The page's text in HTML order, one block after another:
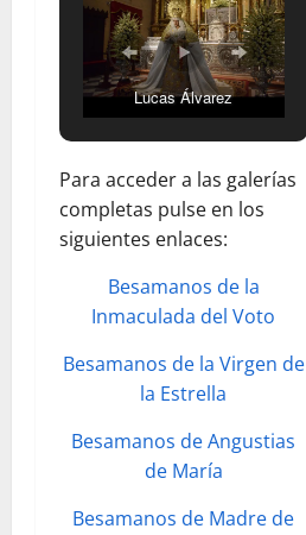
Lucas Álvarez
Para acceder a las galerías
completas pulse en los
siguientes enlaces:
Besamanos de la
Inmaculada del Voto
Besamanos de la Virgen de
la Estrella
Besamanos de Angustias
de María
Besamanos de Madre de